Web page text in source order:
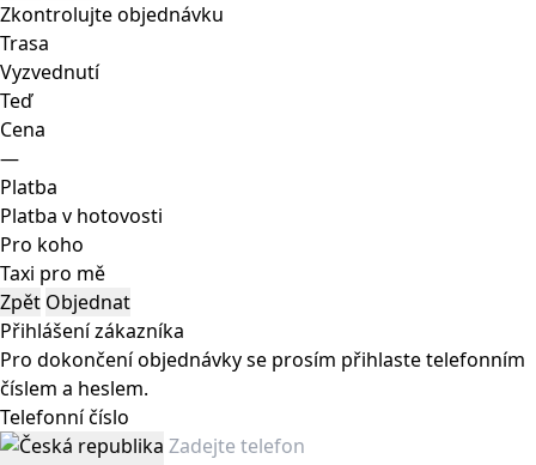
Zkontrolujte objednávku
Trasa
Vyzvednutí
Teď
Cena
—
Platba
Platba v hotovosti
Pro koho
Taxi pro mě
Zpět Objednat
Přihlášení zákazníka
Pro dokončení objednávky se prosím přihlaste telefonním
číslem a heslem.
Telefonní číslo